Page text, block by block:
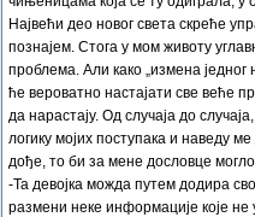
Највећи део новог света скреће
познајем. Стога у мом животу
проблема. Али како „измена
ће вероватно настајати све веће
да нарастају. Од случаја до
логику мојих поступака и наведу
дође, то би за мене дословце
-Та девојка можда путем додира
размени неке информације које